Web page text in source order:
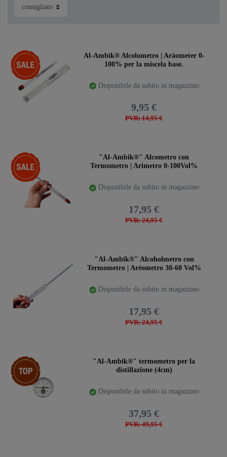
-33%
Al-Ambik® Alcolometro | Aräometer 0-
100% per la miscela base.
Disponibile da subito in magazzino
PVR: 14,95 €
9,95 €
-28%
"Al-Ambik®" Alcometro con
Termometro | Arimetro 0-100Vol%
Disponibile da subito in magazzino
PVR: 24,95 €
17,95 €
"Al-Ambik®" Alcoholmetro con
Termometro | Aréometro 30-60 Vol%
Disponibile da subito in magazzino
PVR: 24,95 €
17,95 €
Ceres::Template.storeSpecialTop"Al-Ambik®" termometro per la
distillazione (4cm)
Disponibile da subito in magazzino
PVR: 49,95 €
37,95 €